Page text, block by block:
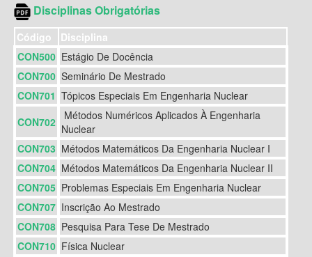
Disciplinas Obrigatórias
Código
Disciplina
CON500 Estágio De Docência
CON700 Seminário De Mestrado
CON701 Tópicos Especiais Em Engenharia Nuclear
CON702
Métodos Numéricos Aplicados À Engenharia
Nuclear
CON703 Métodos Matemáticos Da Engenharia Nuclear I
CON704 Métodos Matemáticos Da Engenharia Nuclear II
CON705 Problemas Especiais Em Engenharia Nuclear
CON707 Inscrição Ao Mestrado
CON708 Pesquisa Para Tese De Mestrado
CON710 Física Nuclear